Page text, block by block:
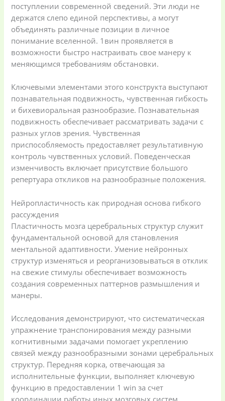
поступлении современной сведений. Эти люди не
держатся слепо единой перспективы, а могут
объединять различные позиции в личное
понимание вселенной. 1вин проявляется в
возможности быстро настраивать свое манеру к
меняющимся требованиям обстановки.
Ключевыми элементами этого конструкта выступают
познавательная подвижность, чувственная гибкость
и бихевиоральная разнообразие. Познавательная
подвижность обеспечивает рассматривать задачи с
разных углов зрения. Чувственная
приспособляемость предоставляет результативную
контроль чувственных условий. Поведенческая
изменчивость включает присутствие большого
репертуара откликов на разнообразные положения.
Нейропластичность как природная основа гибкого
рассуждения
Пластичность мозга церебральных структур служит
фундаментальной основой для становления
ментальной адаптивности. Умение нейронных
структур изменяться и реорганизовываться в отклик
на свежие стимулы обеспечивает возможность
создания современных паттернов размышления и
манеры.
Исследования демонстрируют, что систематическая
упражнение транспонирования между разными
когнитивными задачами помогает укреплению
связей между разнообразными зонами церебральных
структур. Передняя корка, отвечающая за
исполнительные функции, выполняет ключевую
функцию в предоставлении 1 win за счет
координации работы иных мозговых систем.